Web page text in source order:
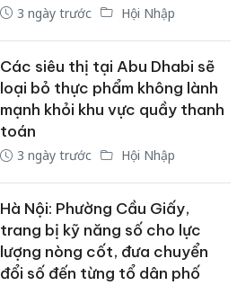
3 ngày trước Hội Nhập
Các siêu thị tại Abu Dhabi sẽ
loại bỏ thực phẩm không lành
mạnh khỏi khu vực quầy thanh
toán
3 ngày trước Hội Nhập
Hà Nội: Phường Cầu Giấy,
trang bị kỹ năng số cho lực
lượng nòng cốt, đưa chuyển
đổi số đến từng tổ dân phố